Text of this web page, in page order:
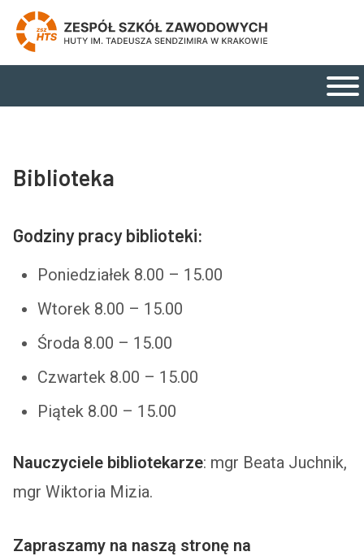
Zespół Szkół Zawodowych Huty im. Tadeusza
Biblioteka
Godziny pracy biblioteki:
Poniedziałek 8.00 – 15.00
Wtorek 8.00 – 15.00
Środa 8.00 – 15.00
Czwartek 8.00 – 15.00
Piątek 8.00 – 15.00
Nauczyciele bibliotekarze: mgr Beata Juchnik,
mgr Wiktoria Mizia.
Zapraszamy na naszą stronę na